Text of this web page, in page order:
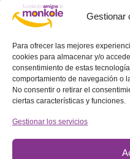
Gestionar
Para ofrecer las mejores
cookies para almacenar y/o
consentimiento de estas
comportamiento de navegación o
No consentir o retirar el
ciertas características y funciones.
Gestionar los servicios
*Elementos obligatorios
Política